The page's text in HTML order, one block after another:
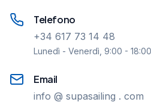
Telefono
+34 617 73 14 48
Lunedì - Venerdì, 9:00 -
Email
info @ supasailing . com